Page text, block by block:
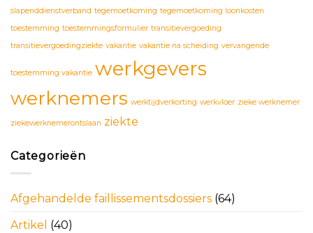
slapenddienstverband tegemoetkoming tegemoetkoming loonkosten
toestemming toestemmingsformulier transitievergoeding
transitievergoedingziekte vakantie vakantie na scheiding vervangende
toestemming vakantie werkgevers
werknemers werktijdverkorting werkvloer zieke werknemer
ziekewerknemerontslaan ziekte
Categorieën
Afgehandelde faillissementsdossiers (64)
Artikel (40)